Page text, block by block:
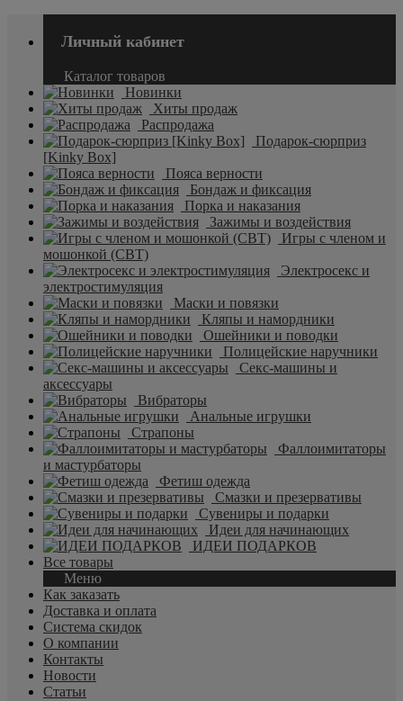
Личный кабинет
Каталог товаров
Новинки
Хиты продаж
Распродажа
Подарок-сюрприз
[Kinky Box]
Пояса верности
Бондаж и фиксация
Порка и наказания
Зажимы и воздействия
Игры с членом и
мошонкой (CBT)
Электросекс и
электростимуляция
Маски и повязки
Кляпы и намордники
Ошейники и поводки
Полицейские наручники
Секс-машины и
аксессуары
Вибраторы
Анальные игрушки
Страпоны
Фаллоимитаторы
и мастурбаторы
Фетиш одежда
Смазки и презервативы
Сувениры и подарки
Идеи для начинающих
ИДЕИ ПОДАРКОВ
Все товары
Меню
Как заказать
Доставка и оплата
Система скидок
О компании
Контакты
Новости
Статьи